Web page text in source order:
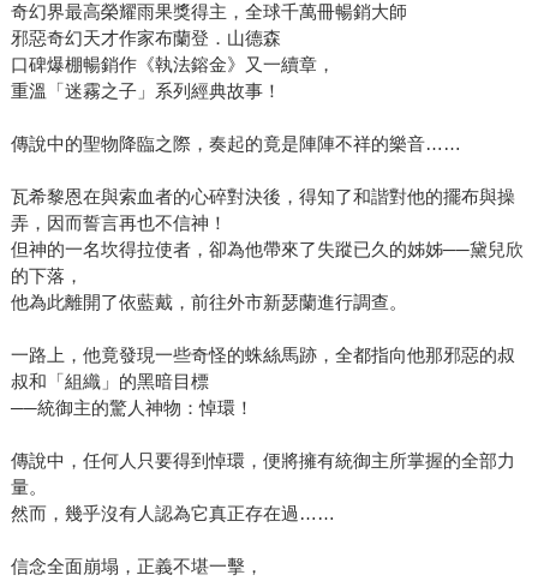
奇幻界最高榮耀雨果獎得主，全球千萬冊暢銷大師
邪惡奇幻天才作家布蘭登．山德森
口碑爆棚暢銷作《執法鎔金》又一續章，
重溫「迷霧之子」系列經典故事！
傳說中的聖物降臨之際，奏起的竟是陣陣不祥的樂音……
瓦希黎恩在與索血者的心碎對決後，得知了和諧對他的擺布與操
弄，因而誓言再也不信神！
但神的一名坎得拉使者，卻為他帶來了失蹤已久的姊姊──黛兒欣
的下落，
他為此離開了依藍戴，前往外市新瑟蘭進行調查。
一路上，他竟發現一些奇怪的蛛絲馬跡，全都指向他那邪惡的叔
叔和「組織」的黑暗目標
──統御主的驚人神物：悼環！
傳說中，任何人只要得到悼環，便將擁有統御主所掌握的全部力
量。
然而，幾乎沒有人認為它真正存在過……
信念全面崩塌，正義不堪一擊，